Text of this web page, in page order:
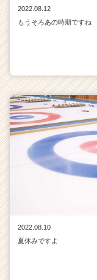
2022.08.12
もうそろあの時期ですね
2022.08.10
夏休みですよ